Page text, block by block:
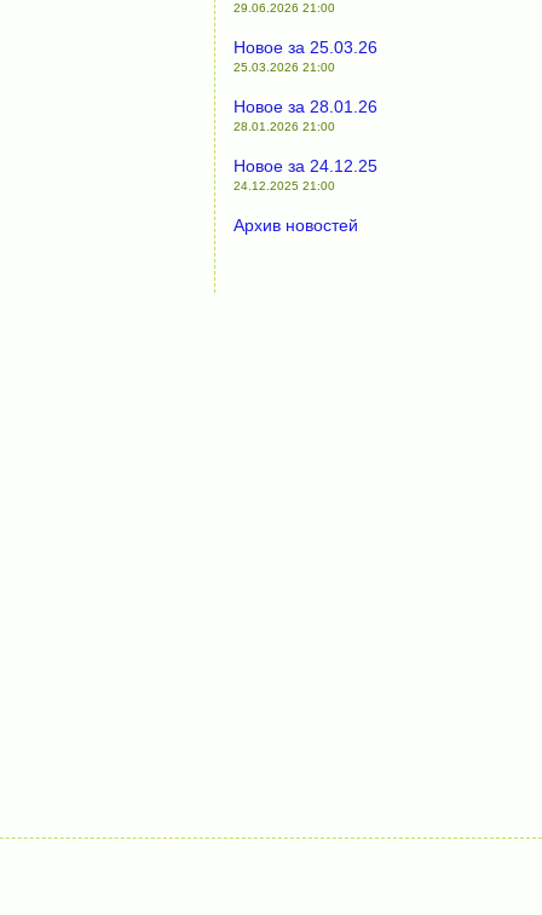
29.06.2026 21:00
Новое за 25.03.26
25.03.2026 21:00
Новое за 28.01.26
28.01.2026 21:00
Новое за 24.12.25
24.12.2025 21:00
Архив новостей